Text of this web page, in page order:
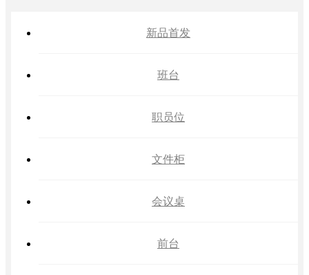
新品首发
班台
职员位
文件柜
会议桌
前台